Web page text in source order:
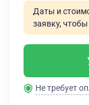
Даты и
заявку,
Не требует